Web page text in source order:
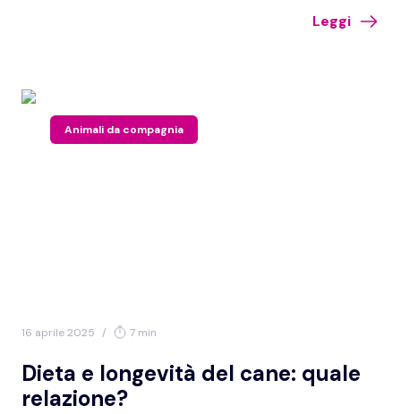
compagnia analizzate a cura dell’Ambulatorio veterinario Ghelfi-
Leggi
Animali da compagnia
16 aprile 2025 / 7 min
Dieta e longevità del cane: quale
relazione?